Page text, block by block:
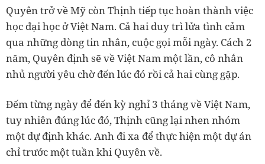
Quyên trở về Mỹ còn Thịnh tiếp tục hoàn thành việc
học đại học ở Việt Nam. Cả hai duy trì lửa tình cảm
qua những dòng tin nhắn, cuộc gọi mỗi ngày. Cách 2
năm, Quyên định sẽ về Việt Nam một lần, cô nhắn
nhủ người yêu chờ đến lúc đó rồi cả hai cùng gặp.
Đếm từng ngày để đến kỳ nghỉ 3 tháng về Việt Nam,
tuy nhiên đúng lúc đó, Thịnh cũng lại nhen nhóm
một dự định khác. Anh đi xa để thực hiện một dự án
chỉ trước một tuần khi Quyên về.